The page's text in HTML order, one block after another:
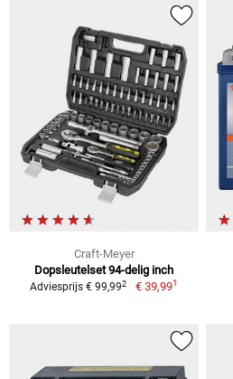
Craft-Meyer
Dopsleutelset 94-delig inch
Adviesprijs € 99,992 € 39,991